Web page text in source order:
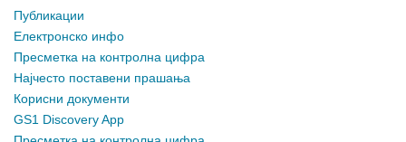
Публикации
Електронско инфо
Пресметка на контролна цифра
Најчесто поставени прашања
Корисни документи
GS1 Discovery App